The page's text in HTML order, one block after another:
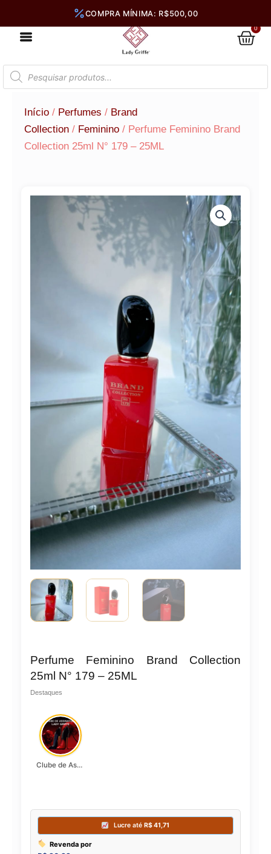
0
Pesquisar
produtos
Início / Perfumes / Brand
Collection / Feminino / Perfume Feminino Brand
Collection 25ml N° 179 – 25ML
Perfume Feminino Brand Collection
25ml N° 179 – 25ML
Destaques
Clube de Assinatura Lady Griffe